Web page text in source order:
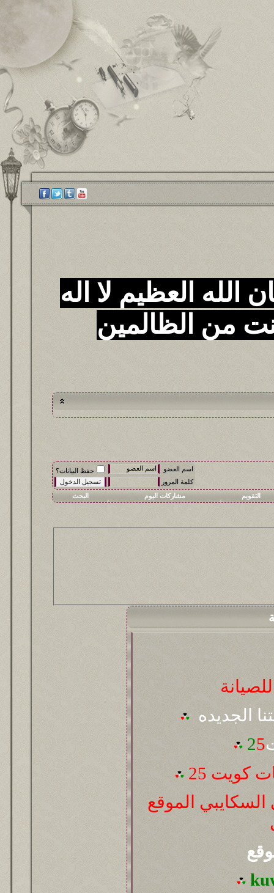
الله العظيم لا اله
من الظالمين
اسم العضو
حفظ البيانات؟
كلمة المرور
التقويم
مشاركات اليوم البحث
الجديده
25
كويت 25
الموقع